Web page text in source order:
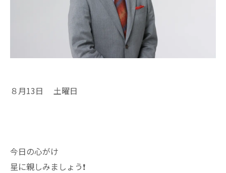
８月13日 土曜日
今日の心がけ
星に親しみましょう❗